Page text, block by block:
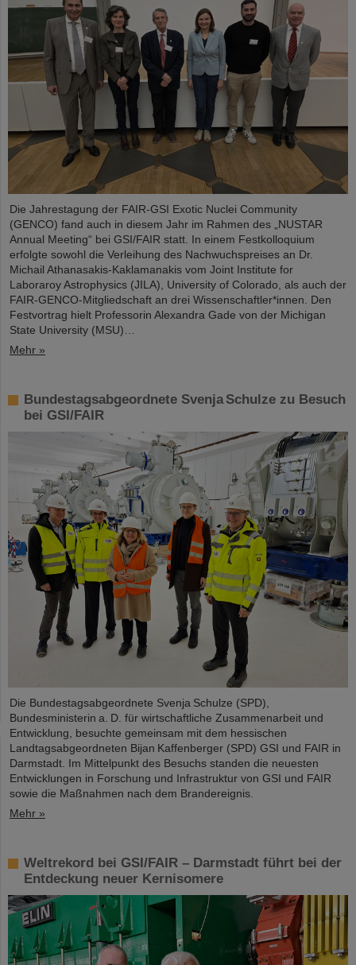
Die Jahrestagung der FAIR-GSI Exotic Nuclei Community
(GENCO) fand auch in diesem Jahr im Rahmen des „NUSTAR
Annual Meeting“ bei GSI/FAIR statt. In einem Festkolloquium
erfolgte sowohl die Verleihung des Nachwuchspreises an Dr.
Michail Athanasakis-Kaklamanakis vom Joint Institute for
Laboraroy Astrophysics (JILA), University of Colorado, als auch der
FAIR-GENCO-Mitgliedschaft an drei Wissenschaftler*innen. Den
Festvortrag hielt Professorin Alexandra Gade von der Michigan
State University (MSU)…
Mehr »
Bundestagsabgeordnete Svenja Schulze zu Besuch
bei GSI/FAIR
Die Bundestagsabgeordnete Svenja Schulze (SPD),
Bundesministerin a. D. für wirtschaftliche Zusammenarbeit und
Entwicklung, besuchte gemeinsam mit dem hessischen
Landtagsabgeordneten Bijan Kaffenberger (SPD) GSI und FAIR in
Darmstadt. Im Mittelpunkt des Besuchs standen die neuesten
Entwicklungen in Forschung und Infrastruktur von GSI und FAIR
sowie die Maßnahmen nach dem Brandereignis.
Mehr »
Weltrekord bei GSI/FAIR – Darmstadt führt bei der
Entdeckung neuer Kernisomere